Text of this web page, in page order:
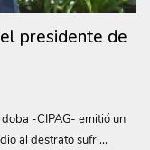
presidente de
-CIPAG- emitió un
al destrato sufri...